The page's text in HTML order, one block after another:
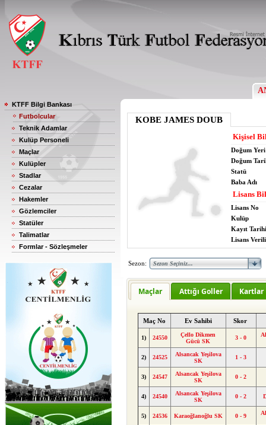
KTFF Bilgi Bankası
Futbolcular
Teknik Adamlar
Kulüp Personeli
Maçlar
Kulüpler
Stadlar
Cezalar
Hakemler
Gözlemciler
Statüler
Talimatlar
Formlar - Sözleşmeler
KOBE JAMES DOUB
Kişisel
Doğum Yeri
Doğum
Statü
Baba Adı
Lisans
Lisans No
Kulüp
Kayıt Tarihi
Lisans
Sezon:
Maçlar Attığı Goller Kartlar
Maç No Ev Sahibi Skor
1) 24550
Çello Dikmen
Gücü SK
3 - 0
2) 24525
Alsancak Yeşilova
SK
1 - 3
3) 24547
Alsancak Yeşilova
SK
0 - 2
4) 24540
Alsancak Yeşilova
SK
0 - 2
5) 24536 Karaoğlanoğlu SK 0 - 9